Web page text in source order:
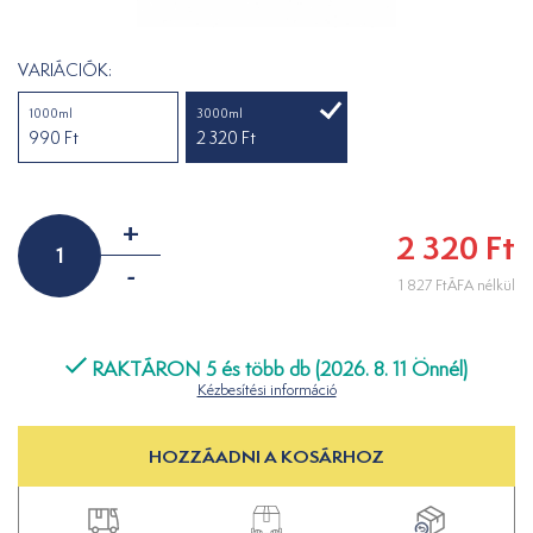
VARIÁCIÓK:
1000ml
990 Ft
3000ml
2 320 Ft
+
-
2 320 Ft
1 827 FtÁFA nélkül
RAKTÁRON 5 és több db (2026. 8. 11 Önnél)
Kézbesítési információ
HOZZÁADNI A KOSÁRHOZ